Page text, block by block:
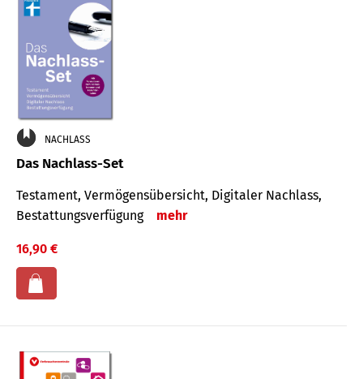
NACHLASS
Das Nachlass-Set
Testament, Vermögens­übersicht, Digitaler Nach­lass,
Bestat­tungs­ver­fügung
mehr
16,90 €